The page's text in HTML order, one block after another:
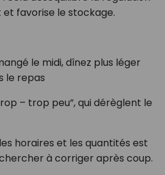
favorise le stockage.
le midi, dînez plus léger
le repas
– trop peu”, qui dérèglent le
horaires et les quantités est
à corriger après coup.